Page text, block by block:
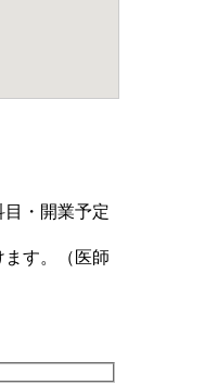
・開業予定
す。（医師